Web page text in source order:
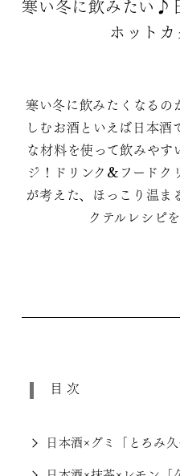
寒い冬に飲みたい♪
ホット
寒い冬に飲みたくなるの
しむお酒といえば日本
な材料を使って飲みやす
ジ！ドリンク&フードク
が考えた、ほっこり温ま
クテルレシピ
目次
日本酒×グミ「とろみ久